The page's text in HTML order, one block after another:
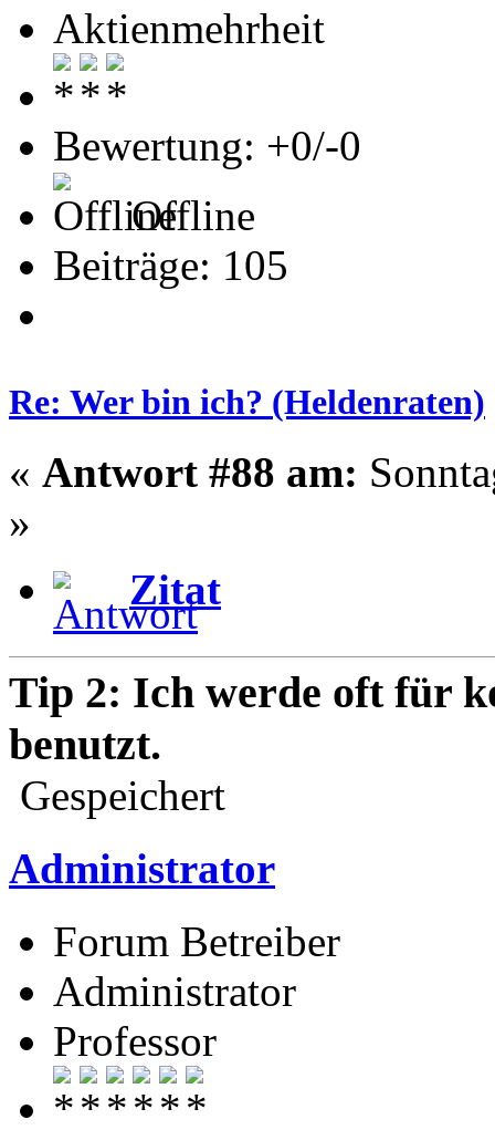
Aktienmehrheit
Bewertung: +0/-0
Offline
Beiträge: 105
Re: Wer bin ich? (Heldenraten)
« Antwort #88 am:
»
Zitat
Tip 2: Ich werde oft für
benutzt.
Gespeichert
Administrator
Forum Betreiber
Administrator
Professor